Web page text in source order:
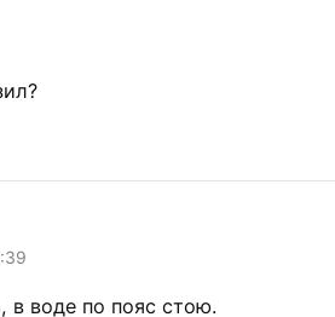
воде по пояс стою.